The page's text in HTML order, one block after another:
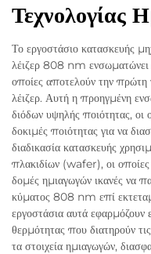
Τεχνολογίας
Το εργοστάσιο κατασκευής
λέιζερ 808 nm ενσωματώνει
οποίες αποτελούν την πρώτη
λέιζερ. Αυτή η προηγμένη
διόδων υψηλής ποιότητας, οι
δοκιμές ποιότητας για να
διαδικασία κατασκευής
πλακιδίων (wafer), οι οποίες
δομές ημιαγωγών ικανές να
κύματος 808 nm επί
εργοστάσια αυτά εφαρμόζουν
θερμότητας που διατηρούν
τα στοιχεία ημιαγωγών,